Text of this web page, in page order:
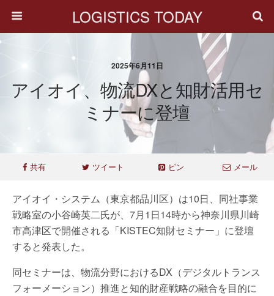
LOGISTICS TODAY
2025年6月11日
アイオイ、物流DXと知財活用セ
ミナーに登壇
共有 ツイート ピン メール
アイオイ・システム（東京都品川区）は10日、同社事業
戦略室の小谷崎英二氏が、7月1日14時から神奈川県川崎
市高津区で開催される「KISTEC知財セミナー」に登壇
すると発表した。
同セミナーは、物流分野におけるDX（デジタルトランス
フォーメーション）推進と知的財産戦略の融合を目的に